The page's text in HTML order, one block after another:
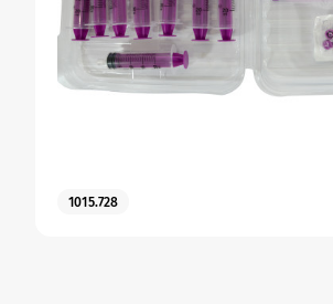
Urinary
1015.728